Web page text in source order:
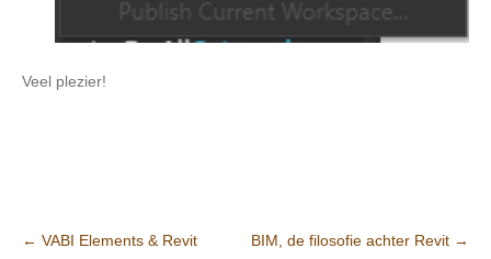
Veel plezier!
Post
← VABI Elements & Revit BIM, de filosofie achter Revit →